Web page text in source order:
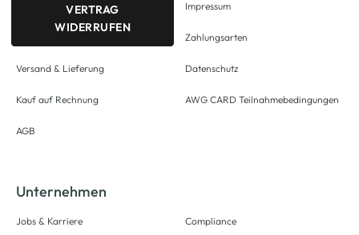
VERTRAG
WIDERRUFEN
Versand & Lieferung
Kauf auf Rechnung
AGB
Impressum
Zahlungsarten
Datenschutz
AWG CARD Teilnahmebedingungen
Unternehmen
Jobs & Karriere Compliance